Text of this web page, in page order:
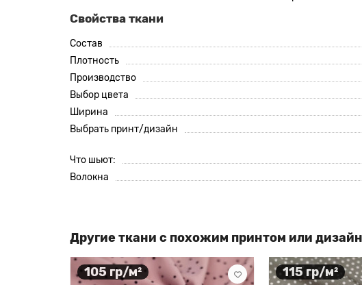
Свойства ткани
Состав
Плотность
Производство
Выбор цвета
Ширина
Выбрать принт/дизайн
Что шьют:
Волокна
Другие ткани с похожим принтом или
105 гр/м² 115 гр/м²